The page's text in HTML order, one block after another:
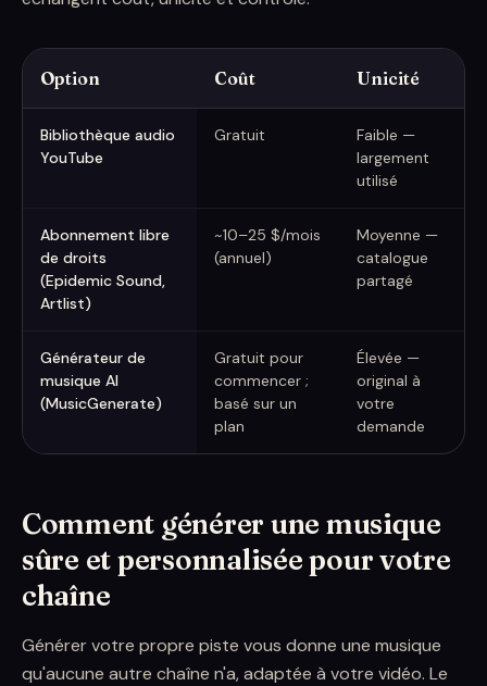
Option Coût Unicité
Bibliothèque audio
YouTube
Gratuit
Faible —
largement
utilisé
Abonnement libre
de droits
(Epidemic Sound,
Artlist)
~10–25 $/mois
(annuel)
Moyenne —
catalogue
partagé
Générateur de
musique AI
(MusicGenerate)
Gratuit pour
commencer ;
basé sur un
plan
Élevée —
original à
votre
demande
Comment générer une musique
sûre et personnalisée pour votre
chaîne
Générer votre propre piste vous donne une musique
qu'aucune autre chaîne n'a, adaptée à votre vidéo. Le